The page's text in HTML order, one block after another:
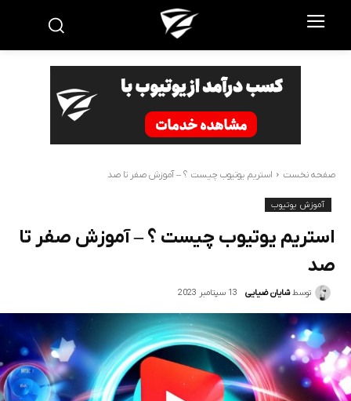
صفحه نخست استریم یوتیوب چیست ؟ – آموزش صفر تا صد
آموزش یوتیوب
استریم یوتیوب چیست ؟ – آموزش صفر تا
صد
توسط شایان ضیایی 13 سپتامبر 2023